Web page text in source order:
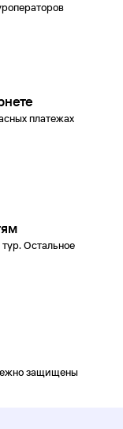
платежах
Остальное
защищены